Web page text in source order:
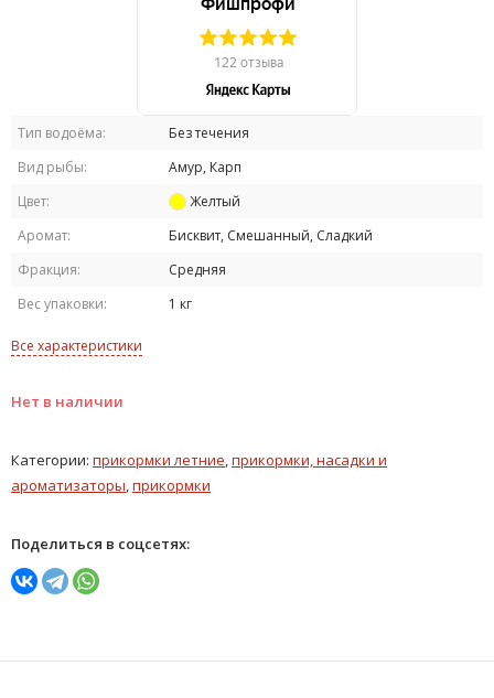
Тип водоёма:
Без течения
Вид рыбы:
Амур, Карп
Цвет:
Желтый
Аромат:
Бисквит, Смешанный, Сладкий
Фракция:
Средняя
Вес упаковки:
1 кг
Все характеристики
Нет в наличии
Категории: прикормки летние прикормки, насадки и
ароматизаторы прикормки
Поделиться в соцсетях: